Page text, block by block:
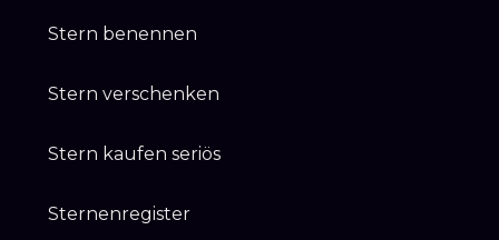
Stern benennen
Stern verschenken
Stern kaufen seriös
Sternenregister